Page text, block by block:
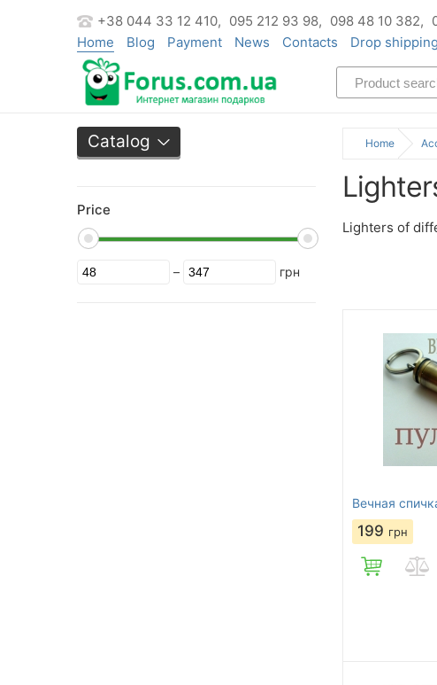
+38 044 33 12 410, 095 212 93 98, 098 48 10 382,
Home
Blog Payment News Contacts Drop shipping
Catalog
Price
– грн
Home
Lighters of
Вечная
199 грн